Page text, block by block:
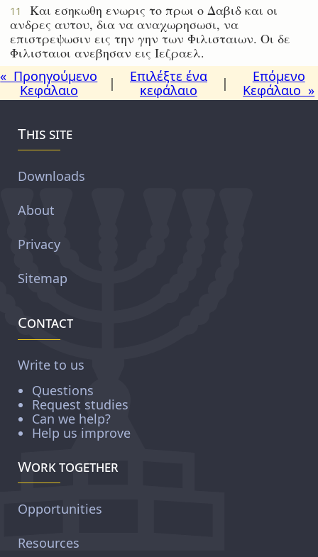
11
Και εσηκωθη ενωρις το πρωι ο Δαβιδ και οι
ανδρες αυτου, δια να αναχωρησωσι, να
επιστρεψωσιν εις την γην των Φιλισταιων. Οι δε
Φιλισταιοι ανεβησαν εις Ιεζραελ.
« Προηγούμενο
Κεφάλαιο
|
Επιλέξτε ένα
κεφάλαιο
|
Επόμενο
Κεφάλαιο »
This site
Downloads
About
Privacy
Sitemap
Contact
Write to us
Questions
Request studies
Can we help?
Help us improve
Work together
Opportunities
Resources